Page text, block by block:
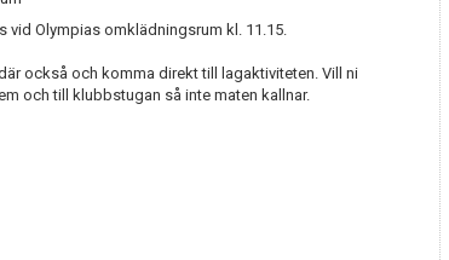
vid Olympias omklädningsrum kl. 11.15.
också och komma direkt till lagaktiviteten. Vill ni
och till klubbstugan så inte maten kallnar.